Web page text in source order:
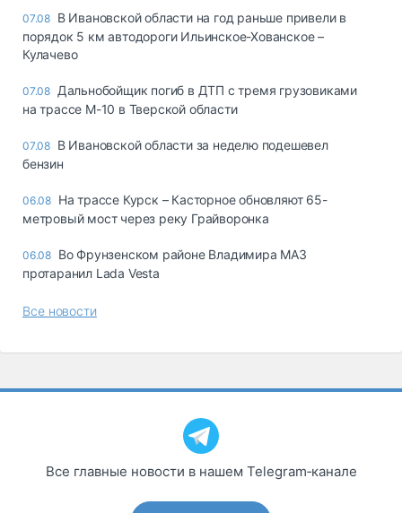
07.08 В Ивановской области на год раньше привели в
порядок 5 км автодороги Ильинское-Хованское –
Кулачево
07.08 Дальнобойщик погиб в ДТП с тремя грузовиками
на трассе М-10 в Тверской области
07.08 В Ивановской области за неделю подешевел
бензин
06.08 На трассе Курск – Касторное обновляют 65-
метровый мост через реку Грайворонка
06.08 Во Фрунзенском районе Владимира МАЗ
протаранил Lada Vesta
Все новости
Все главные новости в нашем Telegram‑канале